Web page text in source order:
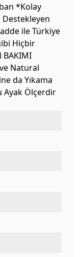
*Kolay
Destekleyen
ile Türkiye
Hiçbir
BAKIMI
Natural
da Yıkama
Ayak Ölçerdir